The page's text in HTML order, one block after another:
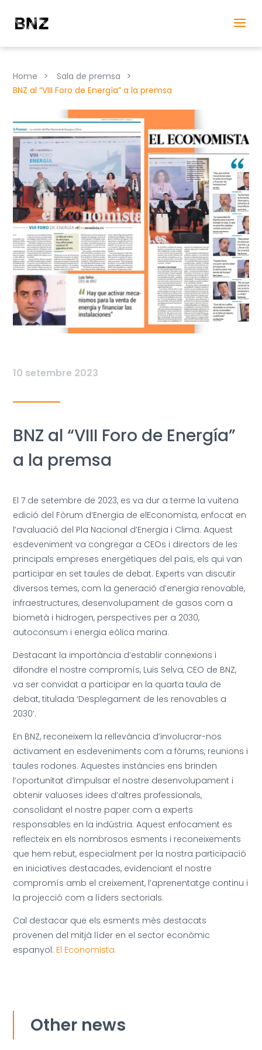
Home > Sala de premsa >
BNZ al “VIII Foro de Energía” a la premsa
10 setembre 2023
BNZ al “VIII Foro de Energía”
a la premsa
El 7 de setembre de 2023, es va dur a terme la vuitena
edició del Fòrum d’Energia de elEconomista, enfocat en
l’avaluació del Pla Nacional d’Energia i Clima. Aquest
esdeveniment va congregar a CEOs i directors de les
principals empreses energètiques del país, els qui van
participar en set taules de debat. Experts van discutir
diversos temes, com la generació d’energia renovable,
infraestructures, desenvolupament de gasos com a
biometà i hidrogen, perspectives per a 2030,
autoconsum i energia eòlica marina.
Destacant la importància d’establir connexions i
difondre el nostre compromís, Luis Selva, CEO de BNZ,
va ser convidat a participar en la quarta taula de
debat, titulada ‘Desplegament de les renovables a
2030’.
En BNZ, reconeixem la rellevància d’involucrar-nos
activament en esdeveniments com a fòrums, reunions i
taules rodones. Aquestes instàncies ens brinden
l’oportunitat d’impulsar el nostre desenvolupament i
obtenir valuoses idees d’altres professionals,
consolidant el nostre paper com a experts
responsables en la indústria. Aquest enfocament es
reflecteix en els nombrosos esments i reconeixements
que hem rebut, especialment per la nostra participació
en iniciatives destacades, evidenciant el nostre
compromís amb el creixement, l’aprenentatge continu i
la projecció com a líders sectorials.
Cal destacar que els esments més destacats
provenen del mitjà líder en el sector econòmic
espanyol: El Economista.
Other news